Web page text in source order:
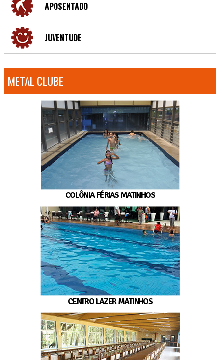
APOSENTADO
JUVENTUDE
METAL CLUBE
COLÔNIA FÉRIAS MATINHOS
CENTRO LAZER MATINHOS